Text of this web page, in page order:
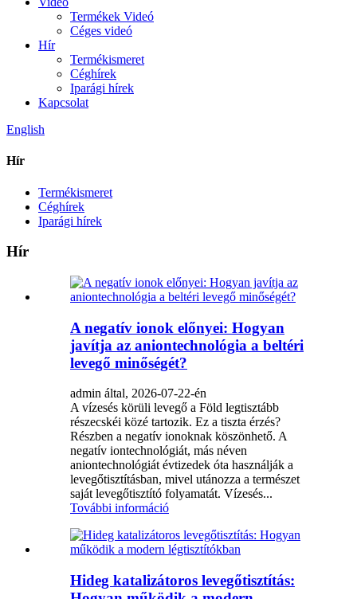
Termékek Videó
Céges videó
Hír
Termékismeret
Céghírek
Iparági hírek
Kapcsolat
English
Hír
Termékismeret
Céghírek
Iparági hírek
Hír
A negatív ionok előnyei: Hogyan
javítja az aniontechnológia a beltéri
levegő minőségét?
admin által, 2026-07-22-én
A vízesés körüli levegő a Föld legtisztább
részecskéi közé tartozik. Ez a tiszta érzés?
Részben a negatív ionoknak köszönhető. A
negatív iontechnológiát, más néven
aniontechnológiát évtizedek óta használják a
levegőtisztításban, mivel utánozza a természet
saját levegőtisztító folyamatát. Vízesés...
További információ
Hideg katalizátoros levegőtisztítás: